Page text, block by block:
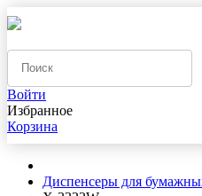
Войти
Избранное
Корзина
Диспенсеры для